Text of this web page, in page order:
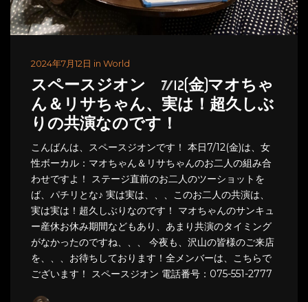
2024年7月12日 in World
スペースジオン 7/12(金)マオちゃ
ん＆リサちゃん、実は！超久しぶ
りの共演なのです！
こんばんは、スペースジオンです！ 本日7/12(金)は、女
性ボーカル：マオちゃん＆リサちゃんのお二人の組み合
わせですよ！ ステージ直前のお二人のツーショットを
ば、パチリとな♪ 実は実は、、、このお二人の共演は、
実は実は！超久しぶりなのです！ マオちゃんのサンキュ
ー産休お休み期間などもあり、あまり共演のタイミング
がなかったのですね、、、 今夜も、沢山の皆様のご来店
を、、、お待ちしております！全メンバーは、こちらで
ございます！ スペースジオン 電話番号：075-551-2777